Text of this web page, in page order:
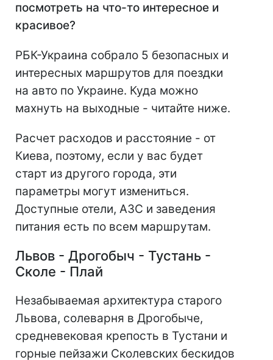
посмотреть на что-то интересное и
красивое?
РБК-Украина собрало 5 безопасных и
интересных маршрутов для поездки
на авто по Украине. Куда можно
махнуть на выходные - читайте ниже.
Расчет расходов и расстояние - от
Киева, поэтому, если у вас будет
старт из другого города, эти
параметры могут измениться.
Доступные отели, АЗС и заведения
питания есть по всем маршрутам.
Львов - Дрогобыч - Тустань -
Сколе - Плай
Незабываемая архитектура старого
Львова, солеварня в Дрогобыче,
средневековая крепость в Тустани и
горные пейзажи Сколевских бескидов